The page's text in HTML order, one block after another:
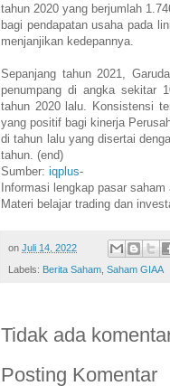
tahun 2020 yang berjumlah
bagi pendapatan usaha pada
menjanjikan kedepannya.
Sepanjang tahun 2021,
penumpang di angka sekitar
tahun 2020 lalu. Konsistensi
yang positif bagi kinerja
di tahun lalu yang disertai
tahun. (end)
Sumber: iqplus-
Informasi lengkap pasar saham
Materi belajar trading dan
on Juli 14, 2022
Labels: Berita Saham Saham GIAA
Tidak ada
Posting Komentar